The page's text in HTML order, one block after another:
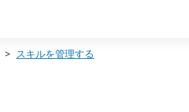
スキルを管理する